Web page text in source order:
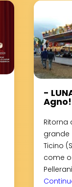
-
Agno!
Ritorna
grande
Ticino
come